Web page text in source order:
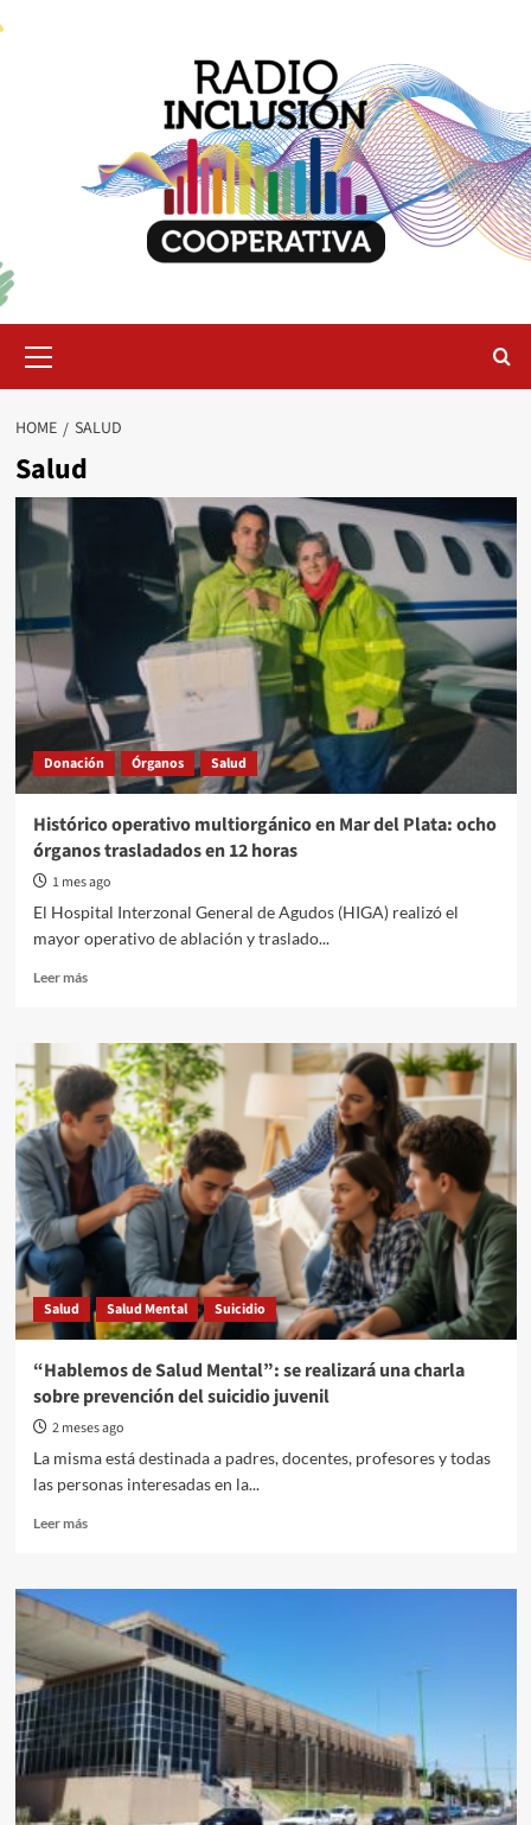
Menu
HOME SALUD
Salud
Donación Órganos Salud
Histórico operativo multiorgánico en Mar del Plata: ocho
órganos trasladados en 12 horas
1 mes ago
El Hospital Interzonal General de Agudos (HIGA) realizó el
mayor operativo de ablación y traslado...
Leer másRead
Histórico
operativo
multiorgánico
en
Mar
del
Plata:
ocho
órganos
trasladados
12
horas
Salud Salud Mental Suicidio
“Hablemos de Salud Mental”: se realizará una charla
sobre prevención del suicidio juvenil
2 meses ago
La misma está destinada a padres, docentes, profesores y todas
las personas interesadas en la...
Leer másRead
“Hablemos
Salud
Mental”:
se
realizará
una
charla
sobre
del